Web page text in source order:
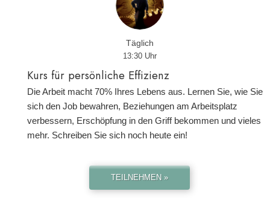
Täglich
13:30 Uhr
Kurs für persönliche Effizienz
Die Arbeit macht 70% Ihres Lebens aus. Lernen Sie, wie Sie
sich den Job bewahren, Beziehungen am Arbeitsplatz
verbessern, Erschöpfung in den Griff bekommen und vieles
mehr. Schreiben Sie sich noch heute ein!
TEILNEHMEN »